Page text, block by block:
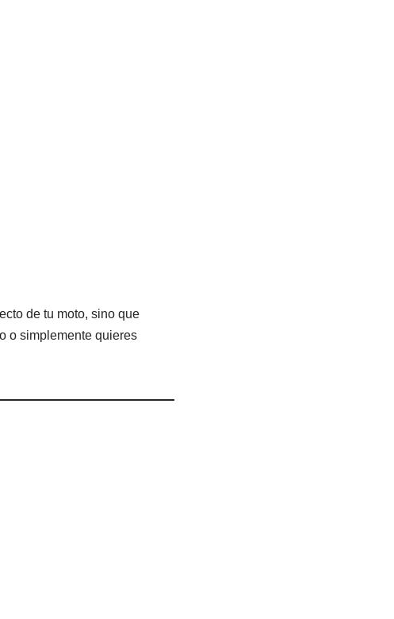
de tu moto, sino que
o simplemente quieres